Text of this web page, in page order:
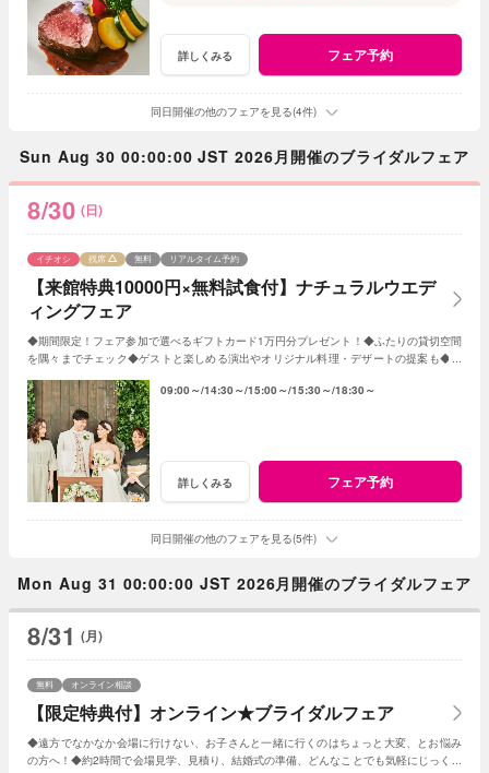
詳しくみる フェア予約
同日開催の他のフェアを見る(4件)
Sun Aug 30 00:00:00 JST 2026月開催のブライダルフェア
8/30 (日)
【来館特典10000円×無料試食付】ナチュラルウエデ
ィングフェア
イチオシ 残席 無料 リアルタイム予約
◆期間限定！フェア参加で選べるギフトカード1万円分プレゼント！◆ふたりの貸切空間
を隅々までチェック◆ゲストと楽しめる演出やオリジナル料理・デザートの提案も◆セ
09:00～ 14:30～ 15:00～ 15:30～ 18:30～
詳しくみる フェア予約
同日開催の他のフェアを見る(5件)
Mon Aug 31 00:00:00 JST 2026月開催のブライダルフェア
8/31 (月)
【限定特典付】オンライン★ブライダルフェア
無料 オンライン相談
◆遠方でなかなか会場に行けない、お子さんと一緒に行くのはちょっと大変、とお悩み
の方へ！◆約2時間で会場見学、見積り、結婚式の準備、どんなことでも気軽にじっくり